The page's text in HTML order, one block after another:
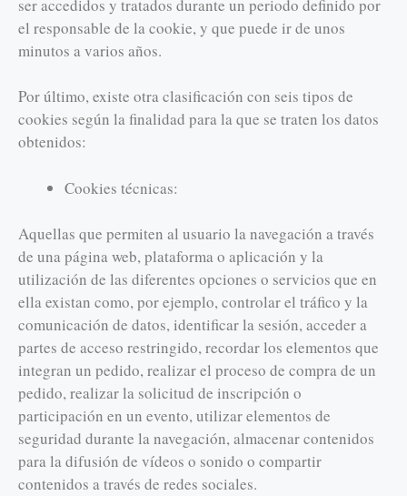
ser accedidos y tratados durante un periodo definido por
el responsable de la cookie, y que puede ir de unos
minutos a varios años.
Por último, existe otra clasificación con seis tipos de
cookies según la finalidad para la que se traten los datos
obtenidos:
Cookies técnicas:
Aquellas que permiten al usuario la navegación a través
de una página web, plataforma o aplicación y la
utilización de las diferentes opciones o servicios que en
ella existan como, por ejemplo, controlar el tráfico y la
comunicación de datos, identificar la sesión, acceder a
partes de acceso restringido, recordar los elementos que
integran un pedido, realizar el proceso de compra de un
pedido, realizar la solicitud de inscripción o
participación en un evento, utilizar elementos de
seguridad durante la navegación, almacenar contenidos
para la difusión de vídeos o sonido o compartir
contenidos a través de redes sociales.